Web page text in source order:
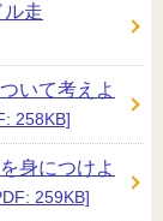
ル走
いて考えよ
258KB]
身につけよ
259KB]